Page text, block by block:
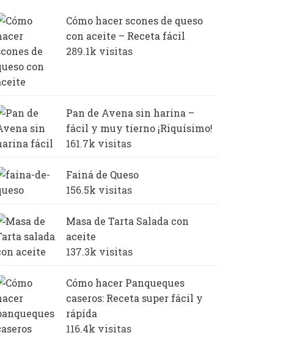
Cómo hacer scones de queso
con aceite – Receta fácil
289.1k visitas
Pan de Avena sin harina –
fácil y muy tierno ¡Riquísimo!
161.7k visitas
Fainá de Queso
156.5k visitas
Masa de Tarta Salada con
aceite
137.3k visitas
Cómo hacer Panqueques
caseros: Receta super fácil y
rápída
116.4k visitas